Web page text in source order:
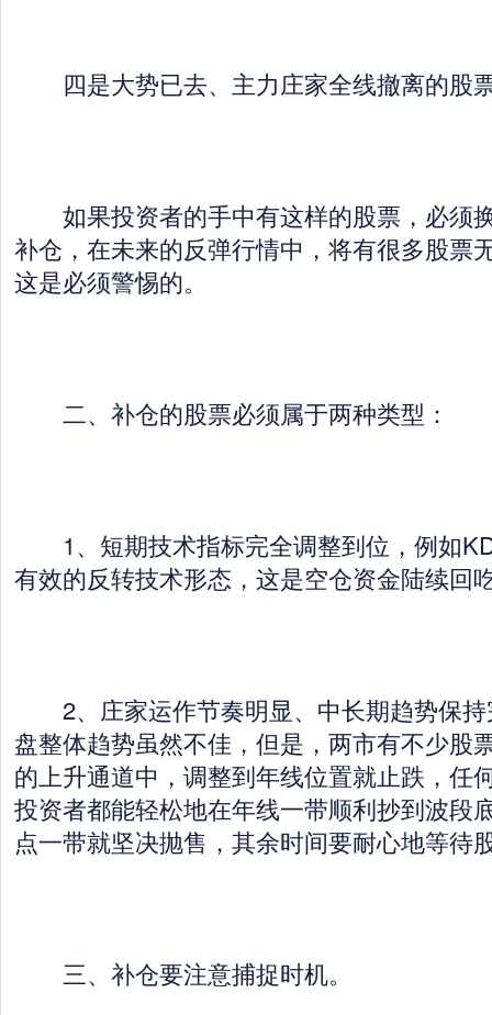
四是大势已去、主力庄家全线撤离的股
如果投资者的手中有这样的股票，必须
补仓，在未来的反弹行情中，将有很多股票
这是必须警惕的。
二、补仓的股票必须属于两种类型：
1、短期技术指标完全调整到位，例如
有效的反转技术形态，这是空仓资金陆续回
2、庄家运作节奏明显、中长期趋势保持
盘整体趋势虽然不佳，但是，两市有不少股
的上升通道中，调整到年线位置就止跌，任
投资者都能轻松地在年线一带顺利抄到波段
点一带就坚决抛售，其余时间要耐心地等待
三、补仓要注意捕捉时机。